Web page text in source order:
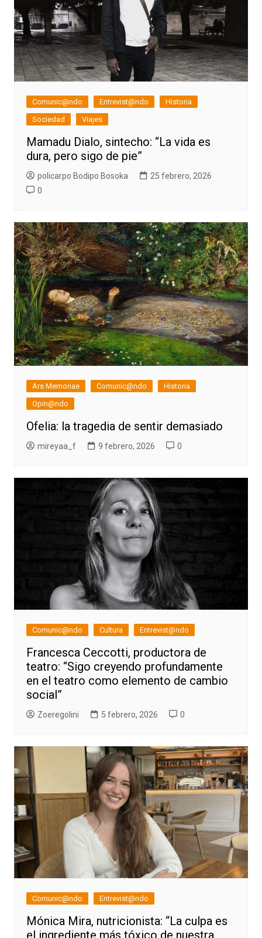
Comunic@ndo Entrevist@ndo
Historia
Sociedad
Viajes
Mamadu Dialo, sintecho: “La vida es
dura, pero sigo de pie”
policarpo Bodipo Bosoka
25 febrero, 2026
0
Ars Memoriae Comunic@ndo
Historia
Opin@ndo
Ofelia: la tragedia de sentir demasiado
mireyaa_f 9 febrero, 2026 0
Comunic@ndo Cultura Entrevist@ndo
Francesca Ceccotti, productora de
teatro: “Sigo creyendo profundamente
en el teatro como elemento de cambio
social”
Zoeregolini 5 febrero, 2026 0
Comunic@ndo Entrevist@ndo
Mónica Mira, nutricionista: “La culpa es
el ingrediente más tóxico de nuestra